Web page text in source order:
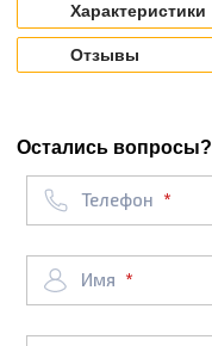
Характеристики
Отзывы
Остались
Телефон
Имя